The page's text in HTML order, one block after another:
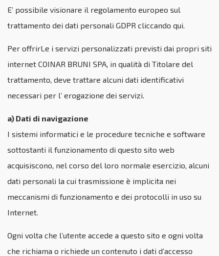
E’ possibile visionare il regolamento europeo sul
trattamento dei dati personali GDPR cliccando qui.
Per offrirLe i servizi personalizzati previsti dai propri siti
internet COINAR BRUNI SPA, in qualità di Titolare del
trattamento, deve trattare alcuni dati identificativi
necessari per l’ erogazione dei servizi.
a) Dati di navigazione
I sistemi informatici e le procedure tecniche e software
sottostanti il funzionamento di questo sito web
acquisiscono, nel corso del loro normale esercizio, alcuni
dati personali la cui trasmissione è implicita nei
meccanismi di funzionamento e dei protocolli in uso su
Internet.
Ogni volta che l’utente accede a questo sito e ogni volta
che richiama o richiede un contenuto i dati d’accesso